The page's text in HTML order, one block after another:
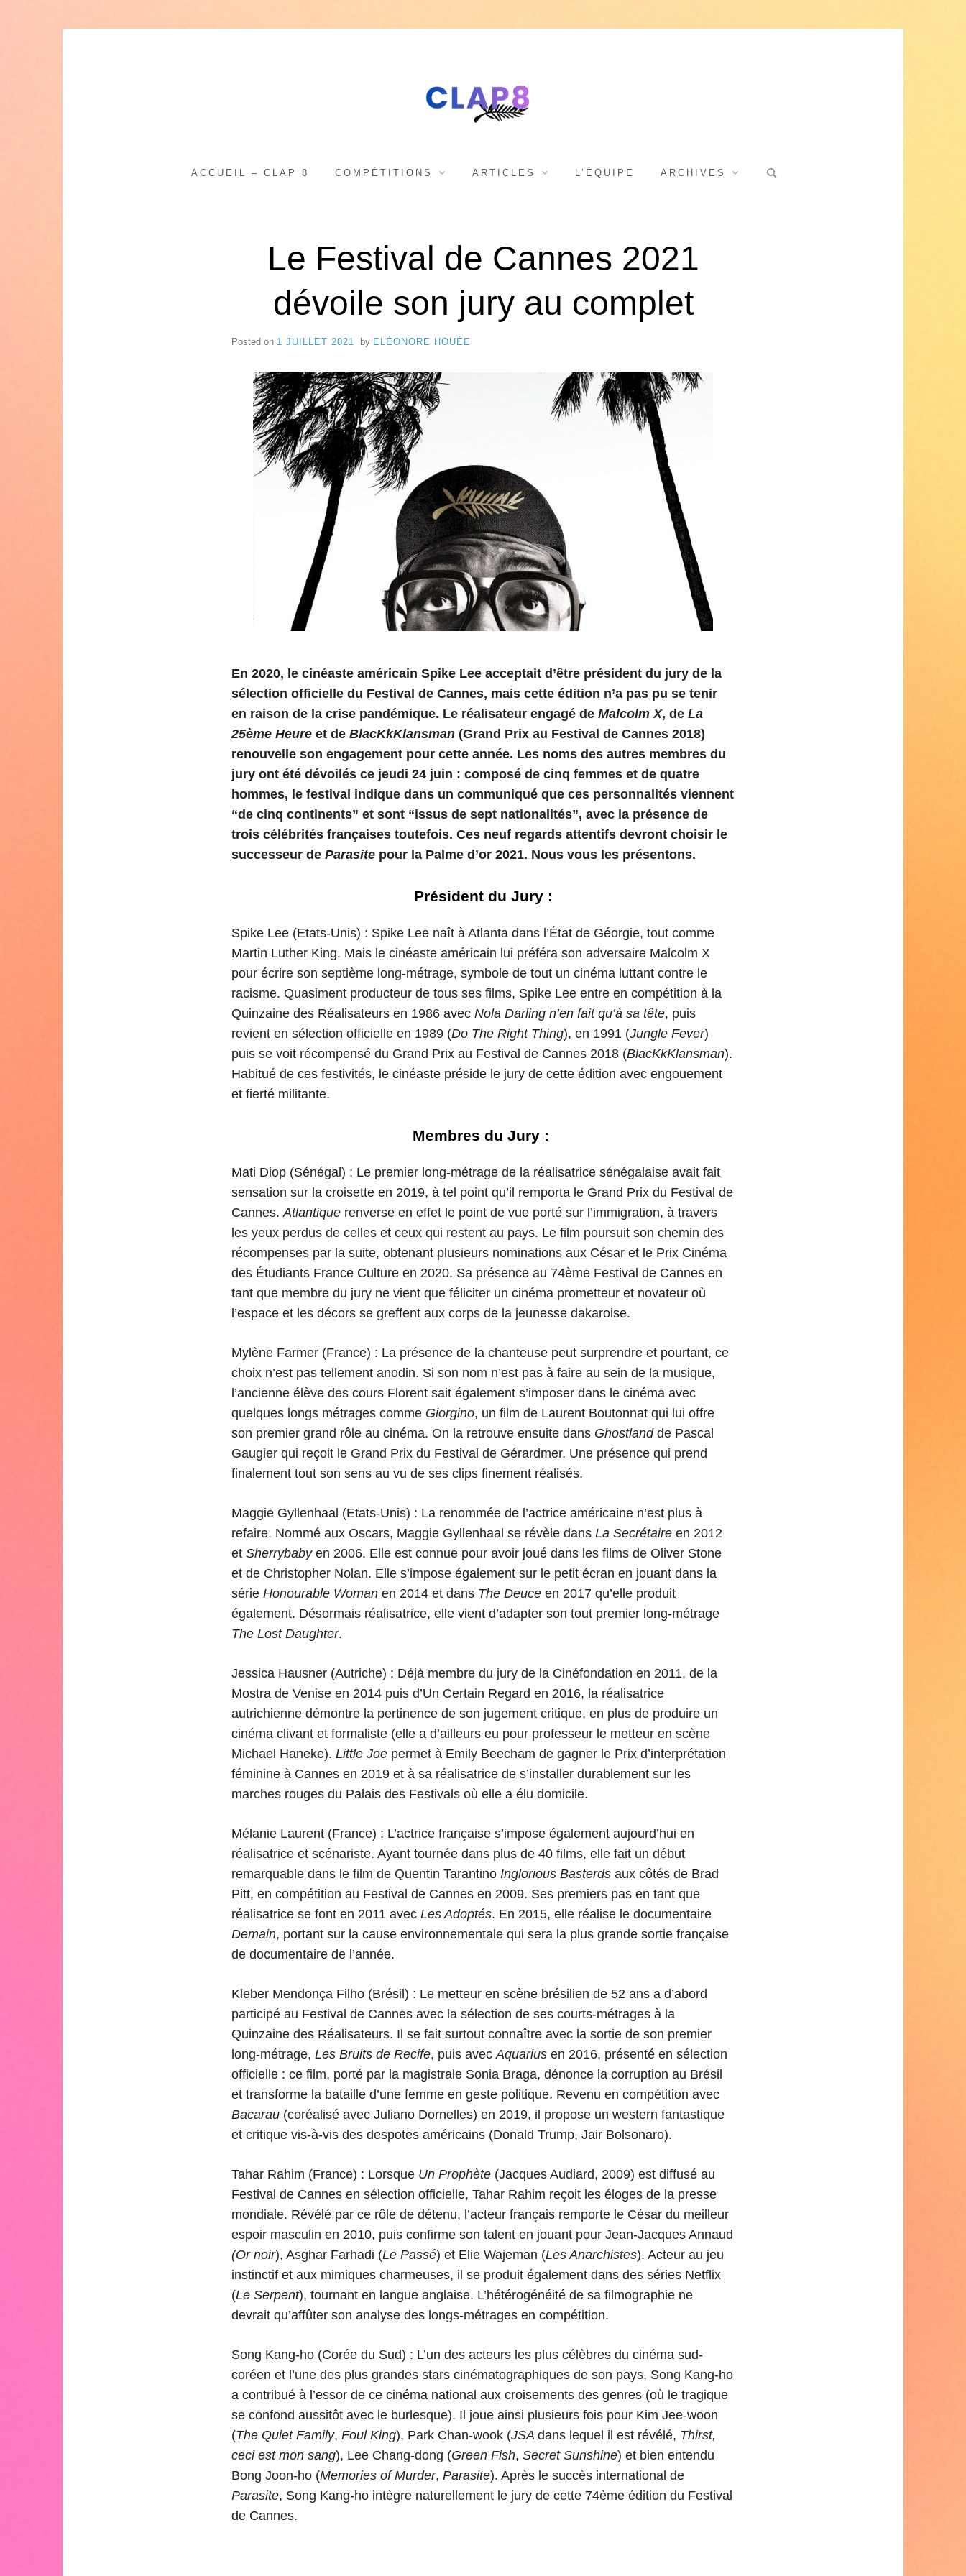
L
A
P
8
v
l
C
a
s
ACCUEIL – CLAP 8 COMPÉTITIONS ARTICLES L’ÉQUIPE ARCHIVES
Search
Le Festival de Cannes 2021
dévoile son jury au complet
Posted on 1 JUILLET 2021 by ELÉONORE HOUÉE
En 2020, le cinéaste américain Spike Lee acceptait d’être président du jury de la
sélection officielle du Festival de Cannes, mais cette édition n’a pas pu se tenir
en raison de la crise pandémique. Le réalisateur engagé de Malcolm X, de La
25ème Heure et de BlacKkKlansman (Grand Prix au Festival de Cannes 2018)
renouvelle son engagement pour cette année. Les noms des autres membres du
jury ont été dévoilés ce jeudi 24 juin : composé de cinq femmes et de quatre
hommes, le festival indique dans un communiqué que ces personnalités viennent
“de cinq continents” et sont “issus de sept nationalités”, avec la présence de
trois célébrités françaises toutefois. Ces neuf regards attentifs devront choisir le
successeur de Parasite pour la Palme d’or 2021. Nous vous les présentons.
Président du Jury :
Spike Lee (Etats-Unis) : Spike Lee naît à Atlanta dans l’État de Géorgie, tout comme
Martin Luther King. Mais le cinéaste américain lui préféra son adversaire Malcolm X
pour écrire son septième long-métrage, symbole de tout un cinéma luttant contre le
racisme. Quasiment producteur de tous ses films, Spike Lee entre en compétition à la
Quinzaine des Réalisateurs en 1986 avec Nola Darling n’en fait qu’à sa tête, puis
revient en sélection officielle en 1989 (Do The Right Thing), en 1991 (Jungle Fever)
puis se voit récompensé du Grand Prix au Festival de Cannes 2018 (BlacKkKlansman).
Habitué de ces festivités, le cinéaste préside le jury de cette édition avec engouement
et fierté militante.
Membres du Jury :
Mati Diop (Sénégal) : Le premier long-métrage de la réalisatrice sénégalaise avait fait
sensation sur la croisette en 2019, à tel point qu’il remporta le Grand Prix du Festival de
Cannes. Atlantique renverse en effet le point de vue porté sur l’immigration, à travers
les yeux perdus de celles et ceux qui restent au pays. Le film poursuit son chemin des
récompenses par la suite, obtenant plusieurs nominations aux César et le Prix Cinéma
des Étudiants France Culture en 2020. Sa présence au 74ème Festival de Cannes en
tant que membre du jury ne vient que féliciter un cinéma prometteur et novateur où
l’espace et les décors se greffent aux corps de la jeunesse dakaroise.
Mylène Farmer (France) : La présence de la chanteuse peut surprendre et pourtant, ce
choix n’est pas tellement anodin. Si son nom n’est pas à faire au sein de la musique,
l’ancienne élève des cours Florent sait également s’imposer dans le cinéma avec
quelques longs métrages comme Giorgino, un film de Laurent Boutonnat qui lui offre
son premier grand rôle au cinéma. On la retrouve ensuite dans Ghostland de Pascal
Gaugier qui reçoit le Grand Prix du Festival de Gérardmer. Une présence qui prend
finalement tout son sens au vu de ses clips finement réalisés.
Maggie Gyllenhaal (Etats-Unis) : La renommée de l’actrice américaine n’est plus à
refaire. Nommé aux Oscars, Maggie Gyllenhaal se révèle dans La Secrétaire en 2012
et Sherrybaby en 2006. Elle est connue pour avoir joué dans les films de Oliver Stone
et de Christopher Nolan. Elle s’impose également sur le petit écran en jouant dans la
série Honourable Woman en 2014 et dans The Deuce en 2017 qu’elle produit
également. Désormais réalisatrice, elle vient d’adapter son tout premier long-métrage
The Lost Daughter.
Jessica Hausner (Autriche) : Déjà membre du jury de la Cinéfondation en 2011, de la
Mostra de Venise en 2014 puis d’Un Certain Regard en 2016, la réalisatrice
autrichienne démontre la pertinence de son jugement critique, en plus de produire un
cinéma clivant et formaliste (elle a d’ailleurs eu pour professeur le metteur en scène
Michael Haneke). Little Joe permet à Emily Beecham de gagner le Prix d’interprétation
féminine à Cannes en 2019 et à sa réalisatrice de s’installer durablement sur les
marches rouges du Palais des Festivals où elle a élu domicile.
Mélanie Laurent (France) : L’actrice française s’impose également aujourd’hui en
réalisatrice et scénariste. Ayant tournée dans plus de 40 films, elle fait un début
remarquable dans le film de Quentin Tarantino Inglorious Basterds aux côtés de Brad
Pitt, en compétition au Festival de Cannes en 2009. Ses premiers pas en tant que
réalisatrice se font en 2011 avec Les Adoptés. En 2015, elle réalise le documentaire
Demain, portant sur la cause environnementale qui sera la plus grande sortie française
de documentaire de l’année.
Kleber Mendonça Filho (Brésil) : Le metteur en scène brésilien de 52 ans a d’abord
participé au Festival de Cannes avec la sélection de ses courts-métrages à la
Quinzaine des Réalisateurs. Il se fait surtout connaître avec la sortie de son premier
long-métrage, Les Bruits de Recife, puis avec Aquarius en 2016, présenté en sélection
officielle : ce film, porté par la magistrale Sonia Braga, dénonce la corruption au Brésil
et transforme la bataille d’une femme en geste politique. Revenu en compétition avec
Bacarau (coréalisé avec Juliano Dornelles) en 2019, il propose un western fantastique
et critique vis-à-vis des despotes américains (Donald Trump, Jair Bolsonaro).
Tahar Rahim (France) : Lorsque Un Prophète (Jacques Audiard, 2009) est diffusé au
Festival de Cannes en sélection officielle, Tahar Rahim reçoit les éloges de la presse
mondiale. Révélé par ce rôle de détenu, l’acteur français remporte le César du meilleur
espoir masculin en 2010, puis confirme son talent en jouant pour Jean-Jacques Annaud
(Or noir), Asghar Farhadi (Le Passé) et Elie Wajeman (Les Anarchistes). Acteur au jeu
instinctif et aux mimiques charmeuses, il se produit également dans des séries Netflix
(Le Serpent), tournant en langue anglaise. L’hétérogénéité de sa filmographie ne
devrait qu’affûter son analyse des longs-métrages en compétition.
Song Kang-ho (Corée du Sud) : L’un des acteurs les plus célèbres du cinéma sud-
coréen et l’une des plus grandes stars cinématographiques de son pays, Song Kang-ho
a contribué à l’essor de ce cinéma national aux croisements des genres (où le tragique
se confond aussitôt avec le burlesque). Il joue ainsi plusieurs fois pour Kim Jee-woon
(The Quiet Family, Foul King), Park Chan-wook (JSA dans lequel il est révélé, Thirst,
ceci est mon sang), Lee Chang-dong (Green Fish, Secret Sunshine) et bien entendu
Bong Joon-ho (Memories of Murder, Parasite). Après le succès international de
Parasite, Song Kang-ho intègre naturellement le jury de cette 74ème édition du Festival
de Cannes.